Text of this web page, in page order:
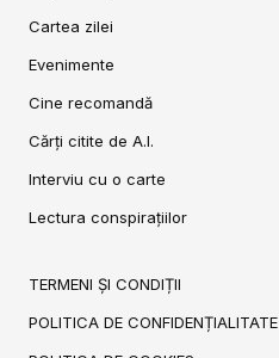
Cartea zilei
Evenimente
Cine recomandă
Cărți citite de A.I.
Interviu cu o carte
Lectura conspirațiilor
TERMENI ȘI CONDIȚII
POLITICA DE CONFIDENȚIALITATE